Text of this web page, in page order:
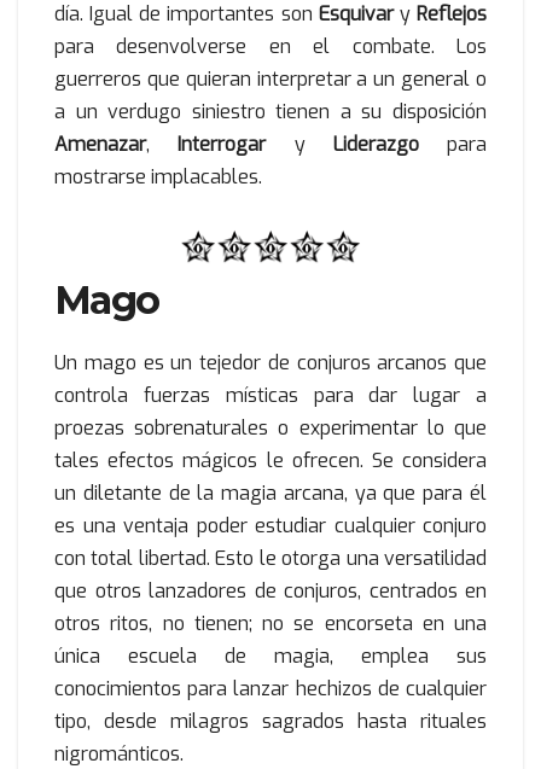
día. Igual de importantes son Esquivary Reflejos
para desenvolverse en el combate. Los
guerreros que quieran interpretar a un general o
a un verdugo siniestro tienen a su disposición
Amenazar, Interrogary Liderazgopara
mostrarse implacables.
Mago
Un mago es un tejedor de conjuros arcanos que
controla fuerzas místicas para dar lugar a
proezas sobrenaturales o experimentar lo que
tales efectos mágicos le ofrecen. Se considera
un diletante de la magia arcana, ya que para él
es una ventaja poder estudiar cualquier conjuro
con total libertad. Esto le otorga una versatilidad
que otros lanzadores de conjuros, centrados en
otros ritos, no tienen; no se encorseta en una
única escuela de magia, emplea sus
conocimientos para lanzar hechizos de cualquier
tipo, desde milagros sagrados hasta rituales
nigrománticos.